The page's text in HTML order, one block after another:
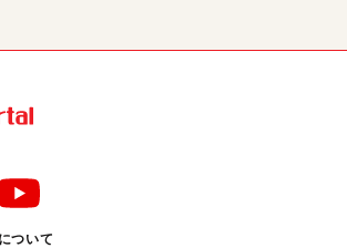
ついて